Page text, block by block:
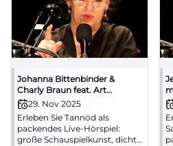
Johanna Bittenbinder &
Charly Braun feat. Art
Ensemble of Passau – Tannöd
Live-Hörspiel
29. Nov 2025
Erleben Sie Tannöd als
packendes Live-Hörspiel:
große Schauspielkunst, dichte